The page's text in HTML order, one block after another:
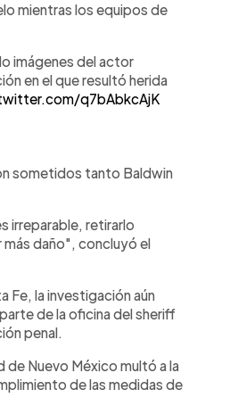
mientras los equipos de
imágenes del actor
en el que resultó herida
q7bAbkcAjK
sometidos tanto Baldwin
irreparable, retirarlo
más daño", concluyó el
Fe, la investigación aún
de la oficina del sheriff
penal.
de Nuevo México multó a la
de las medidas de